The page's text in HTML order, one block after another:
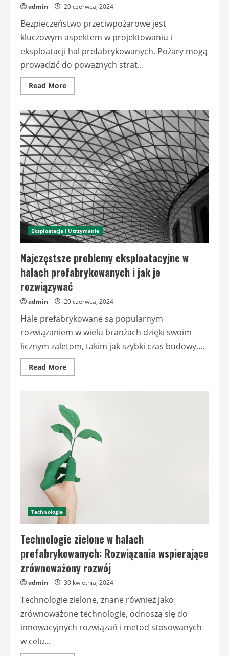
admin 20 czerwca, 2024
Bezpieczeństwo przeciwpożarowe jest
kluczowym aspektem w projektowaniu i
eksploatacji hal prefabrykowanych. Pożary mogą
prowadzić do poważnych strat...
Read MoreRead
more
przeciwpożarowe
w
halach
prefabrykowanych:
Przegląd
technologii
i
rozwiązań
Eksploatacja i Utrzymanie
Najczęstsze problemy eksploatacyjne w
halach prefabrykowanych i jak je
rozwiązywać
admin 20 czerwca, 2024
Hale prefabrykowane są popularnym
rozwiązaniem w wielu branżach dzięki swoim
licznym zaletom, takim jak szybki czas budowy,...
Read MoreRead
more
w
halach
prefabrykowanych
i
jak
je
rozwiązywać
Technologie
Technologie zielone w halach
prefabrykowanych: Rozwiązania wspierające
zrównoważony rozwój
admin 30 kwietnia, 2024
Technologie zielone, znane również jako
zrównoważone technologie, odnoszą się do
innowacyjnych rozwiązań i metod stosowanych
w celu...